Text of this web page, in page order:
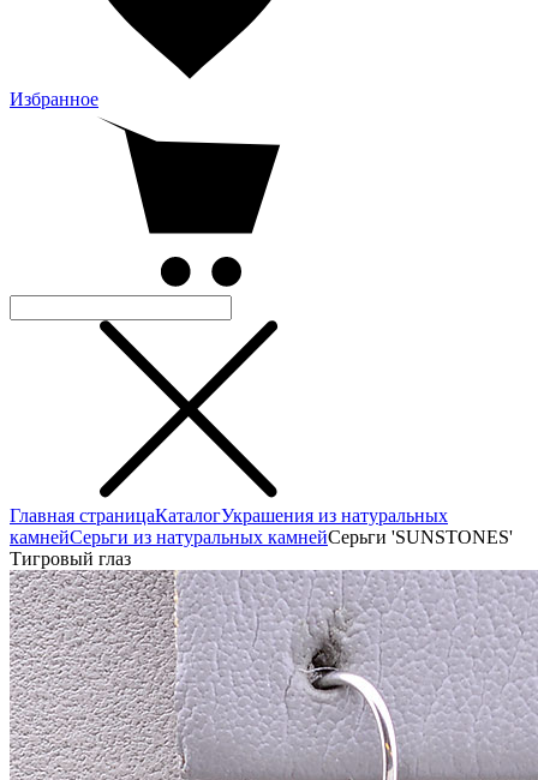
Избранное
Главная страницаКаталогУкрашения из натуральных
камнейСерьги из натуральных камнейСерьги 'SUNSTONES'
Тигровый глаз